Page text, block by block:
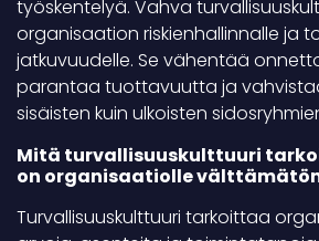
työskentelyä. Vahva
organisaation riskienhallinnalle ja
jatkuvuudelle. Se vähentää
parantaa tuottavuutta ja
sisäisten kuin ulkoisten
Mitä turvallisuuskulttuuri
on organisaatiolle
Turvallisuuskulttuuri tarkoittaa